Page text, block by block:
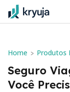
Home > Produtos
Seguro
Você